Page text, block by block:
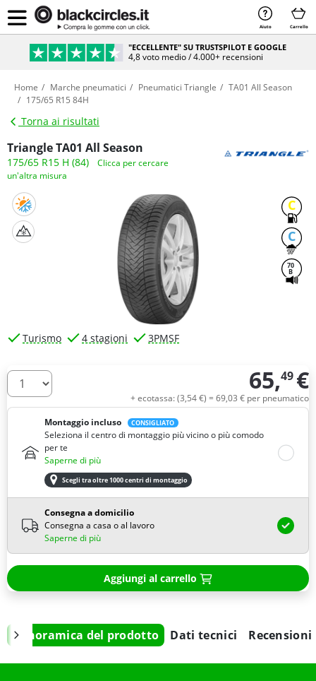
Aiuto Carrello
"ECCELLENTE" SU TRUSTSPILOT E GOOGLE
4,8 voto medio / 4.000+ recensioni
Home Marche pneumatici Pneumatici Triangle
TA01 All Season
175/65 R15 84H
Torna ai risultati
Triangle TA01 All Season
175/65 R15 H (84)
Clicca per cercare
un'altra misura
C
C
70
B
Turismo 4 stagioni 3PMSF
Quantità 65,49 €
+ ecotassa: (3,54€) = 69,03 € per pneumatico
Montaggio incluso
CONSIGLIATO
Seleziona il centro di montaggio più vicino o più comodo
per te
Saperne di più
Scegli tra oltre 1000 centri di montaggio
Consegna a domicilio
Consegna a casa o al lavoro
Saperne di più
Aggiungi al carrello
Panoramica del prodotto Dati tecnici Recensioni